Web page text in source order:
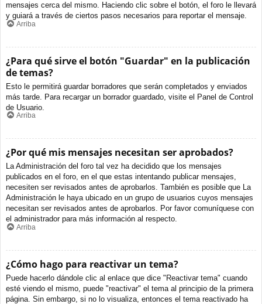
mensajes cerca del mismo. Haciendo clic sobre el botón, el foro le llevará
y guiará a través de ciertos pasos necesarios para reportar el mensaje.
Arriba
¿Para qué sirve el botón "Guardar" en la publicación
de temas?
Esto le permitirá guardar borradores que serán completados y enviados
más tarde. Para recargar un borrador guardado, visite el Panel de Control
de Usuario.
Arriba
¿Por qué mis mensajes necesitan ser aprobados?
La Administración del foro tal vez ha decidido que los mensajes
publicados en el foro, en el que estas intentando publicar mensajes,
necesiten ser revisados antes de aprobarlos. También es posible que La
Administración le haya ubicado en un grupo de usuarios cuyos mensajes
necesitan ser revisados antes de aprobarlos. Por favor comuníquese con
el administrador para más información al respecto.
Arriba
¿Cómo hago para reactivar un tema?
Puede hacerlo dándole clic al enlace que dice "Reactivar tema" cuando
esté viendo el mismo, puede "reactivar" el tema al principio de la primera
página. Sin embargo, si no lo visualiza, entonces el tema reactivado ha